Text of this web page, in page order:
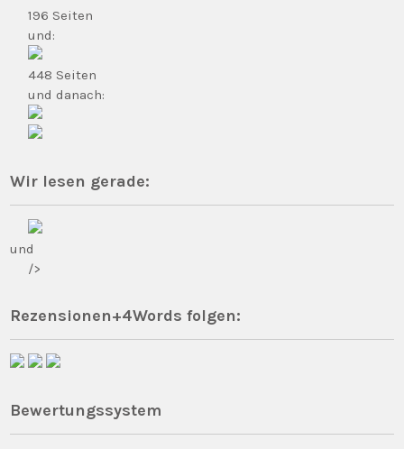
196 Seiten
und:
448 Seiten
und danach:
Wir lesen gerade:
und
/>
Rezensionen+4Words folgen:
Bewertungssystem